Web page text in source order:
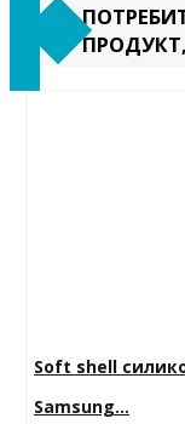
Soft shell
Samsung...